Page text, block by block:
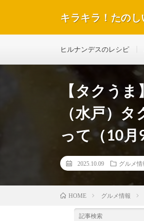
キラキラ！たのし
ヒルナンデスのレシピ
【タクう
（水戸）
って（10月
2025.10.09 グルメ情
HOME グルメ情報